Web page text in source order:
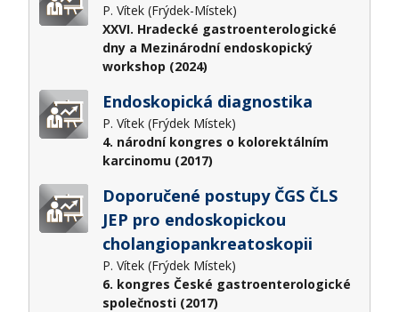
P. Vítek (Frýdek-Místek)
XXVI. Hradecké gastroenterologické
dny a Mezinárodní endoskopický
workshop (2024)
Endoskopická diagnostika
P. Vítek (Frýdek Místek)
4. národní kongres o kolorektálním
karcinomu (2017)
Doporučené postupy ČGS ČLS
JEP pro endoskopickou
cholangiopankreatoskopii
P. Vítek (Frýdek Místek)
6. kongres České gastroenterologické
společnosti (2017)